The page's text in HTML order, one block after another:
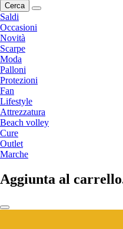
Cerca
Saldi
Occasioni
Novità
Scarpe
Moda
Palloni
Protezioni
Fan
Lifestyle
Attrezzatura
Beach volley
Cure
Outlet
Marche
Aggiunta al